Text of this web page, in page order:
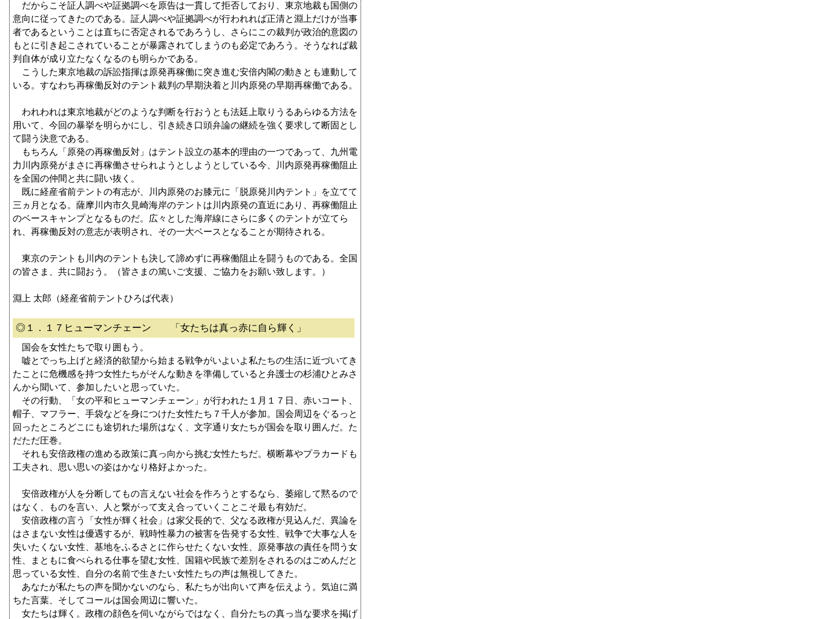
だからこそ証人調べや証拠調べを原告は一貫して拒否しており、東京地裁も国側の
意向に従ってきたのである。証人調べや証拠調べが行われれば正清と淵上だけが当事
者であるということは直ちに否定されるであろうし、さらにこの裁判が政治的意図の
もとに引き起こされていることが暴露されてしまうのも必定であろう。そうなれば裁
判自体が成り立たなくなるのも明らかである。
こうした東京地裁の訴訟指揮は原発再稼働に突き進む安倍内閣の動きとも連動して
いる。すなわち再稼働反対のテント裁判の早期決着と川内原発の早期再稼働である。
われわれは東京地裁がどのような判断を行おうとも法廷上取りうるあらゆる方法を
用いて、今回の暴挙を明らかにし、引き続き口頭弁論の継続を強く要求して断固とし
て闘う決意である。
もちろん「原発の再稼働反対」はテント設立の基本的理由の一つであって、九州電
力川内原発がまさに再稼働させられようとしようとしている今、川内原発再稼働阻止
を全国の仲間と共に闘い抜く。
既に経産省前テントの有志が、川内原発のお膝元に「脱原発川内テント」を立てて
三ヵ月となる。薩摩川内市久見崎海岸のテントは川内原発の直近にあり、再稼働阻止
のベースキャンプとなるものだ。広々とした海岸線にさらに多くのテントが立てら
れ、再稼働反対の意志が表明され、その一大ベースとなることが期待される。
東京のテントも川内のテントも決して諦めずに再稼働阻止を闘うものである。全国
の皆さま、共に闘おう。（皆さまの篤いご支援、ご協力をお願い致します。）
淵上 太郎（経産省前テントひろば代表）
◎１．１７ヒューマンチェーン 「女たちは真っ赤に自ら輝く」
国会を女性たちで取り囲もう。
嘘とでっち上げと経済的欲望から始まる戦争がいよいよ私たちの生活に近づいてき
たことに危機感を持つ女性たちがそんな動きを準備していると弁護士の杉浦ひとみさ
んから聞いて、参加したいと思っていた。
その行動、「女の平和ヒューマンチェーン」が行われた１月１７日、赤いコート、
帽子、マフラー、手袋などを身につけた女性たち７千人が参加。国会周辺をぐるっと
回ったところどこにも途切れた場所はなく、文字通り女たちが国会を取り囲んだ。た
だただ圧巻。
それも安倍政権の進める政策に真っ向から挑む女性たちだ。横断幕やプラカードも
工夫され、思い思いの姿はかなり格好よかった。
安倍政権が人を分断してもの言えない社会を作ろうとするなら、萎縮して黙るので
はなく、ものを言い、人と繋がって支え合っていくことこそ最も有効だ。
安倍政権の言う「女性が輝く社会」は家父長的で、父なる政権が見込んだ、異論を
はさまない女性は優遇するが、戦時性暴力の被害を告発する女性、戦争で大事な人を
失いたくない女性、基地をふるさとに作らせたくない女性、原発事故の責任を問う女
性、まともに食べられる仕事を望む女性、国籍や民族で差別をされるのはごめんだと
思っている女性、自分の名前で生きたい女性たちの声は無視してきた。
あなたが私たちの声を聞かないのなら、私たちが出向いて声を伝えよう。気迫に満
ちた言葉、そしてコールは国会周辺に響いた。
女たちは輝く。政権の顔色を伺いながらではなく、自分たちの真っ当な要求を掲げ